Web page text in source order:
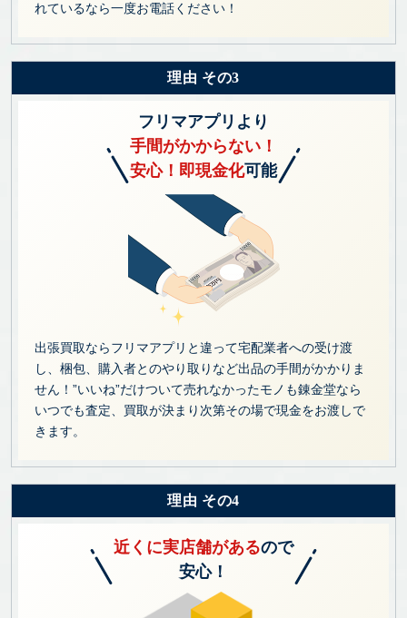
れているなら一度お電話ください！
理由 その3
フリマアプリより
手間がかからない！
安心！即現金化可能
出張買取ならフリマアプリと違って宅配業者への受け渡
し、梱包、購入者とのやり取りなど出品の手間がかかりま
せん！”いいね”だけついて売れなかったモノも錬金堂なら
いつでも査定、買取が決まり次第その場で現金をお渡しで
きます。
理由 その4
近くに実店舗があるので
安心！